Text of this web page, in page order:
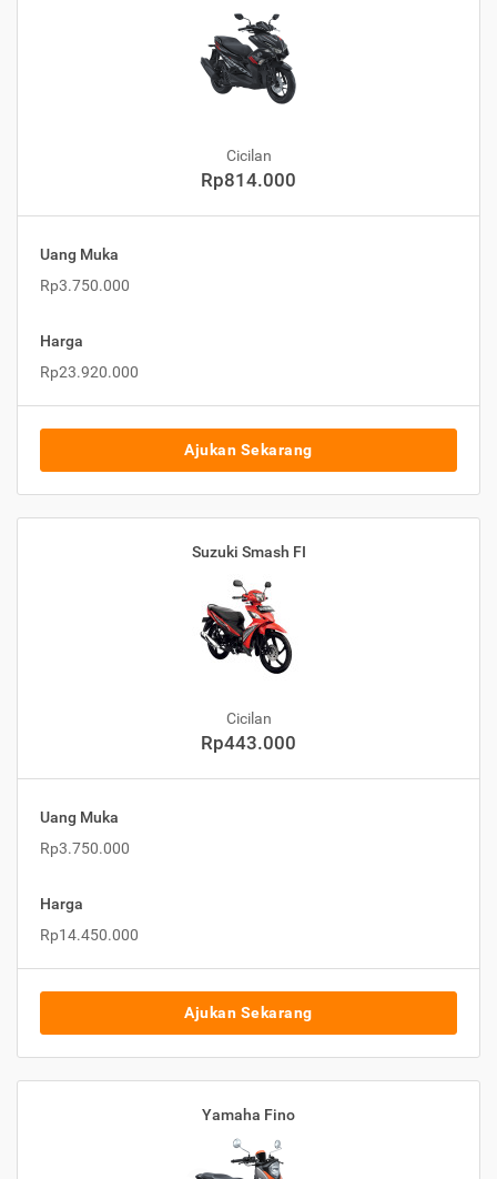
Cicilan
Rp814.000
Uang Muka
Rp3.750.000
Harga
Rp23.920.000
Ajukan Sekarang
Suzuki Smash FI
Cicilan
Rp443.000
Uang Muka
Rp3.750.000
Harga
Rp14.450.000
Ajukan Sekarang
Yamaha Fino